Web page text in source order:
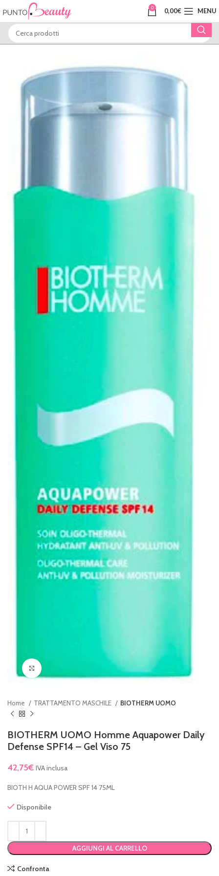
0 0,00€ MENU
Home TRATTAMENTO MASCHILE BIOTHERM UOMO
BIOTHERM UOMO Homme Aquapower Daily
Defense SPF14 – Gel Viso 75
42,75€ IVA inclusa
BIOTH H AQUA POWER SPF 14 75ML
Disponibile
AGGIUNGI AL CARRELLO
Confronta